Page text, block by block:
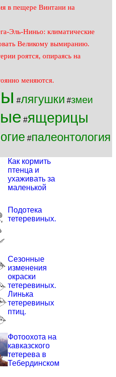
в пещере Винтани на
Эль-Ниньо: климатические
Великому вымиранию.
роятся, опираясь на
меняются.
#лягушки #змеи
#ящерицы
#палеонтология
Как кормить
птенца и
ухаживать за
маленькой
Подотека
тетеревиных.
Сезонные
изменения
окраски
тетеревиных.
Линька
тетеревиных
птиц.
Фотоохота на
кавказского
тетерева в
Тебердинском